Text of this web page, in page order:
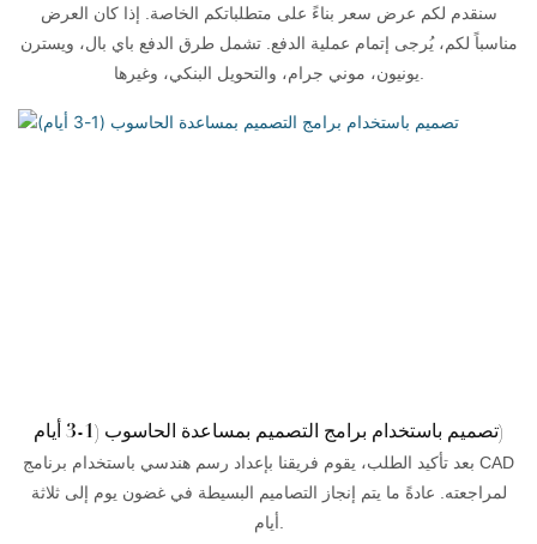
سنقدم لكم عرض سعر بناءً على متطلباتكم الخاصة. إذا كان العرض
مناسباً لكم، يُرجى إتمام عملية الدفع. تشمل طرق الدفع باي بال، ويسترن
يونيون، موني جرام، والتحويل البنكي، وغيرها.
تصميم باستخدام برامج التصميم بمساعدة الحاسوب (1-3 أيام)
بعد تأكيد الطلب، يقوم فريقنا بإعداد رسم هندسي باستخدام برنامج CAD
لمراجعته. عادةً ما يتم إنجاز التصاميم البسيطة في غضون يوم إلى ثلاثة
أيام.